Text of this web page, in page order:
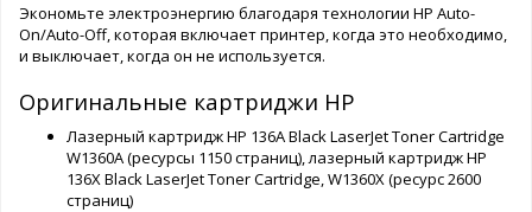
Экономьте электроэнергию благодаря технологии HP Auto-
On/Auto-Off, которая включает принтер, когда это необходимо,
и выключает, когда он не используется.
Оригинальные картриджи HP
Лазерный картридж HP 136A Black LaserJet Toner Cartridge
W1360A (ресурсы 1150 страниц), лазерный картридж HP
136X Black LaserJet Toner Cartridge, W1360X (ресурс 2600
страниц)